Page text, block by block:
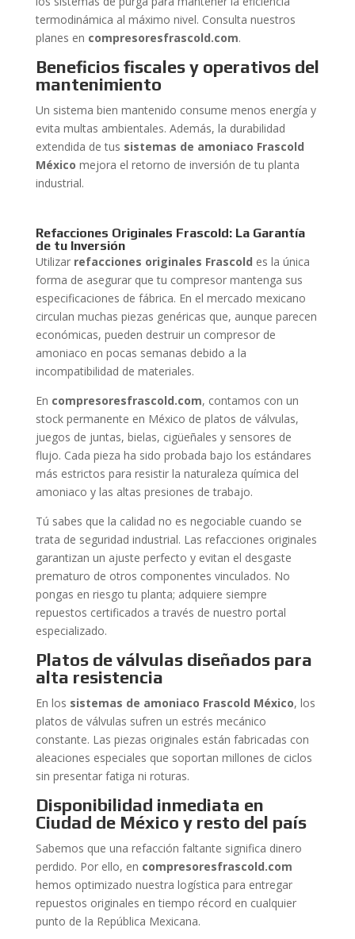
termodinámica al máximo nivel. Consulta nuestros
planes en compresoresfrascold.com.
Beneficios fiscales y operativos del
mantenimiento
Un sistema bien mantenido consume menos energía y
evita multas ambientales. Además, la durabilidad
extendida de tus sistemas de amoniaco Frascold
México mejora el retorno de inversión de tu planta
industrial.
Refacciones Originales Frascold: La Garantía
de tu Inversión
Utilizar refacciones originales Frascold es la única
forma de asegurar que tu compresor mantenga sus
especificaciones de fábrica. En el mercado mexicano
circulan muchas piezas genéricas que, aunque parecen
económicas, pueden destruir un compresor de
amoniaco en pocas semanas debido a la
incompatibilidad de materiales.
En compresoresfrascold.com, contamos con un
stock permanente en México de platos de válvulas,
juegos de juntas, bielas, cigüeñales y sensores de
flujo. Cada pieza ha sido probada bajo los estándares
más estrictos para resistir la naturaleza química del
amoniaco y las altas presiones de trabajo.
Tú sabes que la calidad no es negociable cuando se
trata de seguridad industrial. Las refacciones originales
garantizan un ajuste perfecto y evitan el desgaste
prematuro de otros componentes vinculados. No
pongas en riesgo tu planta; adquiere siempre
repuestos certificados a través de nuestro portal
especializado.
Platos de válvulas diseñados para
alta resistencia
En los sistemas de amoniaco Frascold México, los
platos de válvulas sufren un estrés mecánico
constante. Las piezas originales están fabricadas con
aleaciones especiales que soportan millones de ciclos
sin presentar fatiga ni roturas.
Disponibilidad inmediata en
Ciudad de México y resto del país
Sabemos que una refacción faltante significa dinero
perdido. Por ello, en compresoresfrascold.com
hemos optimizado nuestra logística para entregar
repuestos originales en tiempo récord en cualquier
punto de la República Mexicana.